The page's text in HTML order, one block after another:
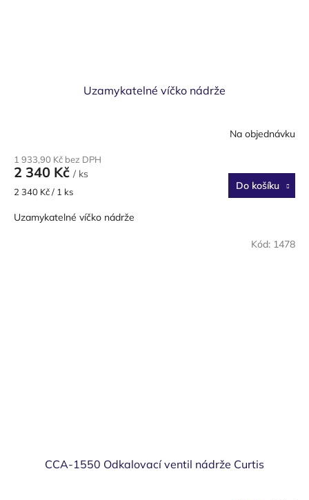
Uzamykatelné víčko nádrže
Na objednávku
1 933,90 Kč bez DPH
2 340 Kč / ks
Měrná
2 340 Kč / 1 ks Do košíku
Uzamykatelné víčko nádrže
CCA-1550 Odkalovací ventil nádrže Curtis
Kód: 1478